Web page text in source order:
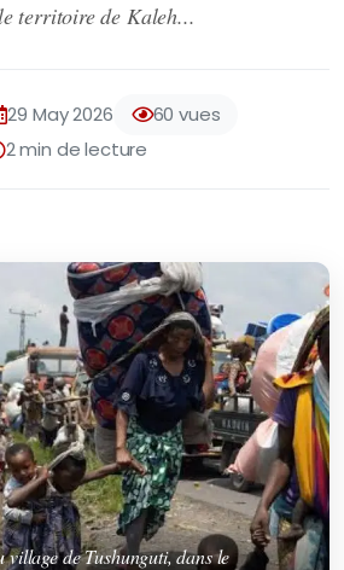
territoire de Kaleh...
29 May 2026
60 vues
2 min de lecture
village de Tushunguti, dans le